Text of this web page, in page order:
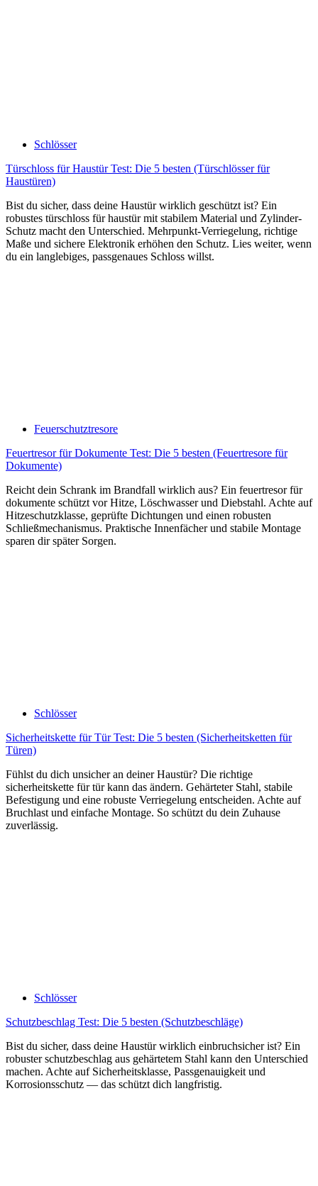
Schlösser
Türschloss für Haustür Test: Die 5 besten (Türschlösser für
Haustüren)
Bist du sicher, dass deine Haustür wirklich geschützt ist? Ein
robustes türschloss für haustür mit stabilem Material und Zylinder-
Schutz macht den Unterschied. Mehrpunkt-Verriegelung, richtige
Maße und sichere Elektronik erhöhen den Schutz. Lies weiter, wenn
du ein langlebiges, passgenaues Schloss willst.
Feuerschutztresore
Feuertresor für Dokumente Test: Die 5 besten (Feuertresore für
Dokumente)
Reicht dein Schrank im Brandfall wirklich aus? Ein feuertresor für
dokumente schützt vor Hitze, Löschwasser und Diebstahl. Achte auf
Hitzeschutzklasse, geprüfte Dichtungen und einen robusten
Schließmechanismus. Praktische Innenfächer und stabile Montage
sparen dir später Sorgen.
Schlösser
Sicherheitskette für Tür Test: Die 5 besten (Sicherheitsketten für
Türen)
Fühlst du dich unsicher an deiner Haustür? Die richtige
sicherheitskette für tür kann das ändern. Gehärteter Stahl, stabile
Befestigung und eine robuste Verriegelung entscheiden. Achte auf
Bruchlast und einfache Montage. So schützt du dein Zuhause
zuverlässig.
Schlösser
Schutzbeschlag Test: Die 5 besten (Schutzbeschläge)
Bist du sicher, dass deine Haustür wirklich einbruchsicher ist? Ein
robuster schutzbeschlag aus gehärtetem Stahl kann den Unterschied
machen. Achte auf Sicherheitsklasse, Passgenauigkeit und
Korrosionsschutz — das schützt dich langfristig.